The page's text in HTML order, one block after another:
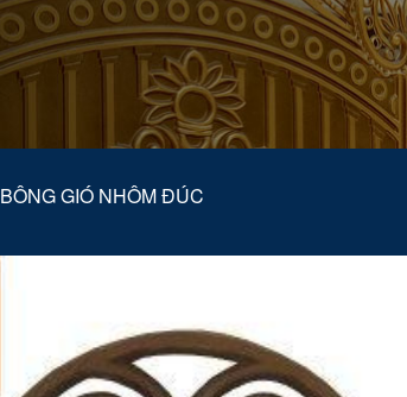
BÔNG GIÓ NHÔM ĐÚC